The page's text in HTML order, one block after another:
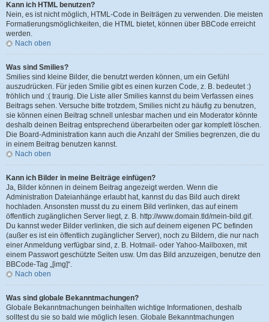
Kann ich HTML benutzen?
Nein, es ist nicht möglich, HTML-Code in Beiträgen zu verwenden. Die meisten
Formatierungsmöglichkeiten, die HTML bietet, können über BBCode erreicht
werden.
Nach oben
Was sind Smilies?
Smilies sind kleine Bilder, die benutzt werden können, um ein Gefühl
auszudrücken. Für jeden Smilie gibt es einen kurzen Code, z. B. bedeutet :)
fröhlich und :( traurig. Die Liste aller Smilies kannst du beim Verfassen eines
Beitrags sehen. Versuche bitte trotzdem, Smilies nicht zu häufig zu benutzen,
sie können einen Beitrag schnell unlesbar machen und ein Moderator könnte
deshalb deinen Beitrag entsprechend überarbeiten oder gar komplett löschen.
Die Board-Administration kann auch die Anzahl der Smilies begrenzen, die du
in einem Beitrag benutzen kannst.
Nach oben
Kann ich Bilder in meine Beiträge einfügen?
Ja, Bilder können in deinem Beitrag angezeigt werden. Wenn die
Administration Dateianhänge erlaubt hat, kannst du das Bild auch direkt
hochladen. Ansonsten musst du zu einem Bild verlinken, das auf einem
öffentlich zugänglichen Server liegt, z. B. http://www.domain.tld/mein-bild.gif.
Du kannst weder Bilder verlinken, die sich auf deinem eigenen PC befinden
(außer es ist ein öffentlich zugänglicher Server), noch zu Bildern, die nur nach
einer Anmeldung verfügbar sind, z. B. Hotmail- oder Yahoo-Mailboxen, mit
einem Passwort geschützte Seiten usw. Um das Bild anzuzeigen, benutze den
BBCode-Tag „[img]“.
Nach oben
Was sind globale Bekanntmachungen?
Globale Bekanntmachungen beinhalten wichtige Informationen, deshalb
solltest du sie so bald wie möglich lesen. Globale Bekanntmachungen